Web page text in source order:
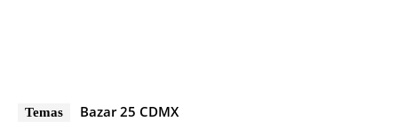
Temas Bazar 25 CDMX